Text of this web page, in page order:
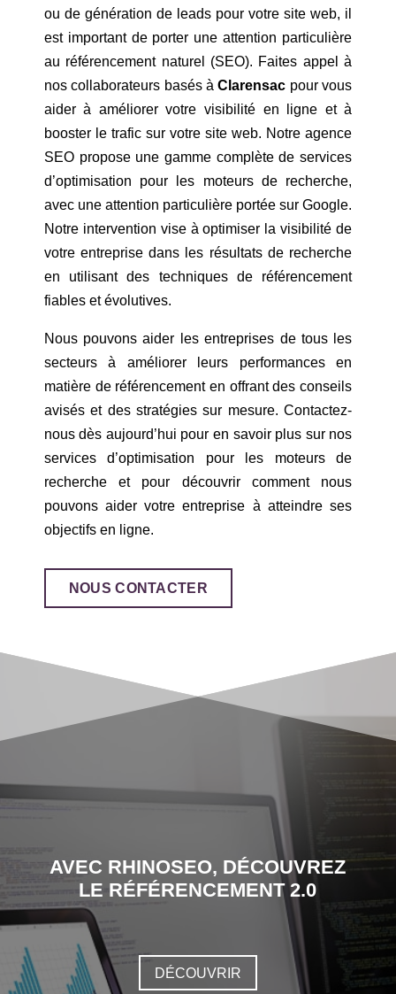
ou de génération de leads pour votre site web, il
est important de porter une attention particulière
au référencement naturel (SEO). Faites appel à
nos collaborateurs basés àClarensac pour vous
aider à améliorer votre visibilité en ligne et à
booster le trafic sur votre site web. Notre agence
SEO propose une gamme complète de services
d’optimisation pour les moteurs de recherche,
avec une attention particulière portée sur Google.
Notre intervention vise à optimiser la visibilité de
votre entreprise dans les résultats de recherche
en utilisant des techniques de référencement
fiables et évolutives.
Nous pouvons aider les entreprises de tous les
secteurs à améliorer leurs performances en
matière de référencement en offrant des conseils
avisés et des stratégies sur mesure. Contactez-
nous dès aujourd’hui pour en savoir plus sur nos
services d’optimisation pour les moteurs de
recherche et pour découvrir comment nous
pouvons aider votre entreprise à atteindre ses
objectifs en ligne.
NOUS CONTACTER
AVEC RHINOSEO, DÉCOUVREZ
LE RÉFÉRENCEMENT 2.0
DÉCOUVRIR